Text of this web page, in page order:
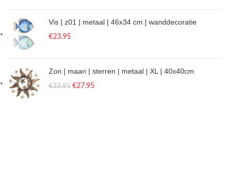
Vis | z01 | metaal | 46x34 cm | wanddecoratie
€23.95
Zon | maan | sterren | metaal | XL | 40x40cm
€32.95 €27.95